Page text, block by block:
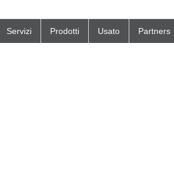
Servizi Prodotti Usato Partners